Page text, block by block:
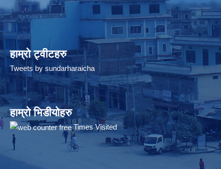
हाम्रो ट्वीटहरु
Tweets by sundarharaicha
हाम्रो भिडीयोहरु
Times Visited